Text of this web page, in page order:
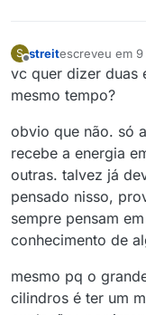
S streitescreveu em 9
última edição
vc quer dizer duas
mesmo tempo?
obvio que não. só
recebe a energia
outras. talvez já
pensado nisso,
sempre pensam
conhecimento de
mesmo pq o
cilindros é ter um